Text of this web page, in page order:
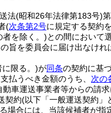
法(昭和26年法律第183号)
(次条第2号に規定する契約
者を除く。)との間において
旨を委員会に届け出なけれ
限る。)が同条の契約に基
払うべき金額のうち、 次の
車運送事業者等からの請
契約(以下「一般運送契約」
場合には、当該候補者が